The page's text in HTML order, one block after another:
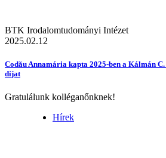
BTK Irodalomtudományi Intézet
2025.02.12
Codău Annamária kapta 2025-ben a Kálmán
díjat
Gratulálunk kolléganőnknek!
Hírek